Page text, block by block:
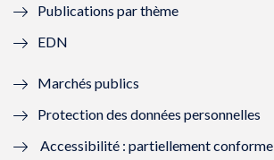
f
n
ê
e
n
ê
Publications par thème
EDN
Marchés publics
Protection des données personnelles
Accessibilité : partiellement conforme